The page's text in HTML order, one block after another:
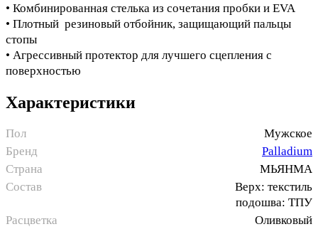
• Комбинированная стелька из сочетания пробки и EVA
• Плотный резиновый отбойник, защищающий пальцы
стопы
• Агрессивный протектор для лучшего сцепления с
поверхностью
Характеристики
Пол
Мужское
Бренд
Palladium
Страна
МЬЯНМА
Состав
Верх: текстиль
подошва: ТПУ
Расцветка
Оливковый